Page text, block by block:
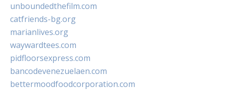
unboundedthefilm.com
catfriends-bg.org
marianlives.org
waywardtees.com
pidfloorsexpress.com
bancodevenezuelaen.com
bettermoodfoodcorporation.com